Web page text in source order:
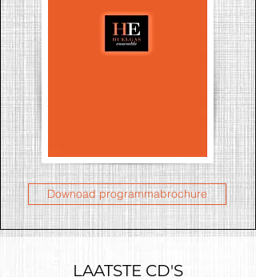
Downoad programmabrochure
LAATSTE CD'S